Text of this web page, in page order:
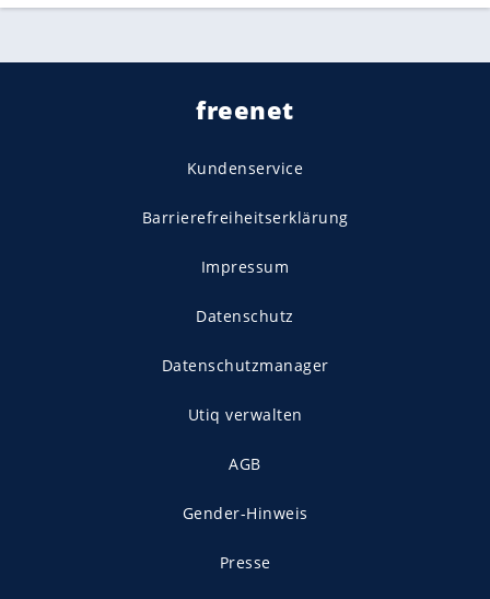
freenet
Kundenservice
Barrierefreiheitserklärung
Impressum
Datenschutz
Datenschutzmanager
Utiq verwalten
AGB
Gender-Hinweis
Presse